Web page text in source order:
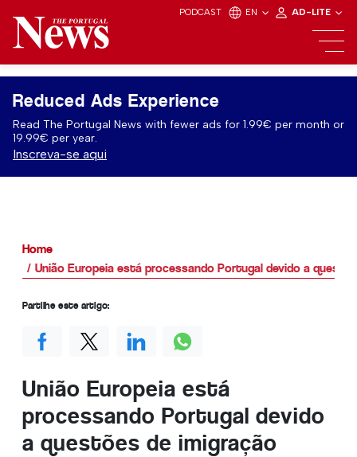
PODCAST EN AD-LITE
Reduced Ads Experience
Read The Portugal News with fewer ads for 1.99€ per month or
19.99€ per year.
Inscreva-se aqui
Home
União Europeia está processando Portugal devido a
União Europeia está
processando Portugal devido
a questões de imigração
Partilhe este artigo: